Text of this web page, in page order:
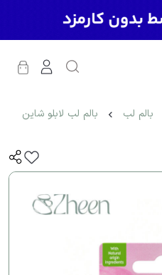
بالم لب
بالم لب لابلو شاین